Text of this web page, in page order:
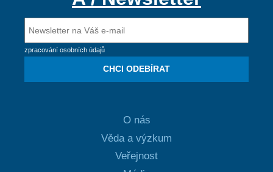
zpracování osobních údajů
CHCI ODEBÍRAT
O nás
Věda a výzkum
Veřejnost